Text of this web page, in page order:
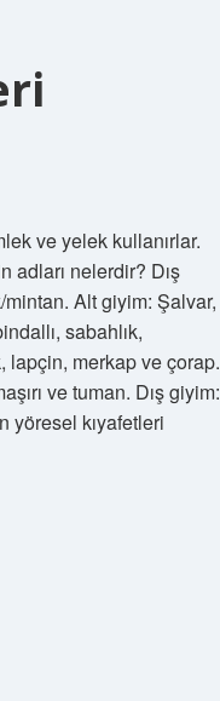
ve yelek kullanırlar.
adları nelerdir? Dış
Alt giyim: Şalvar,
sabahlık,
lapçin, merkap ve çorap.
ve tuman. Dış giyim:
yöresel kıyafetleri